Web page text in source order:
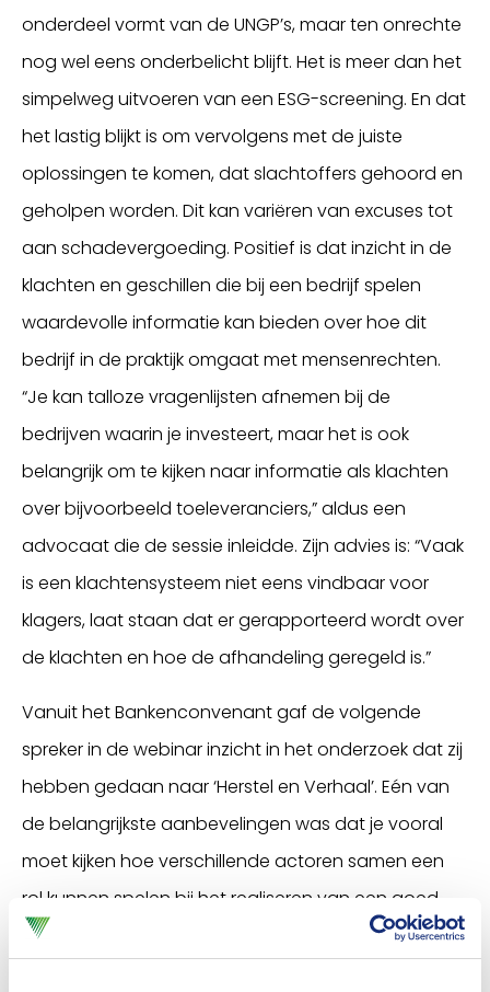
onderdeel vormt van de UNGP’s, maar ten onrechte
nog wel eens onderbelicht blijft. Het is meer dan het
simpelweg uitvoeren van een ESG-screening. En dat
het lastig blijkt is om vervolgens met de juiste
oplossingen te komen, dat slachtoffers gehoord en
geholpen worden. Dit kan variëren van excuses tot
aan schadevergoeding. Positief is dat inzicht in de
klachten en geschillen die bij een bedrijf spelen
waardevolle informatie kan bieden over hoe dit
bedrijf in de praktijk omgaat met mensenrechten.
“Je kan talloze vragenlijsten afnemen bij de
bedrijven waarin je investeert, maar het is ook
belangrijk om te kijken naar informatie als klachten
over bijvoorbeeld toeleveranciers,” aldus een
advocaat die de sessie inleidde. Zijn advies is: “Vaak
is een klachtensysteem niet eens vindbaar voor
klagers, laat staan dat er gerapporteerd wordt over
de klachten en hoe de afhandeling geregeld is.”
Vanuit het Bankenconvenant gaf de volgende
spreker in de webinar inzicht in het onderzoek dat zij
hebben gedaan naar ‘Herstel en Verhaal’. Eén van
de belangrijkste aanbevelingen was dat je vooral
moet kijken hoe verschillende actoren samen een
rol kunnen spelen bij het realiseren van een goed
herstel en verhaal mechanisme.